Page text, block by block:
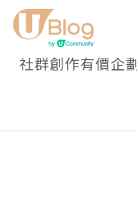
社群創作有價企